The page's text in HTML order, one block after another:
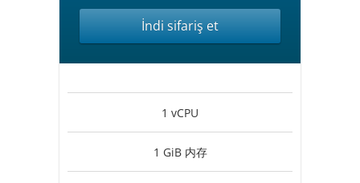
İndi sifariş et
1 vCPU
1 GiB 内存